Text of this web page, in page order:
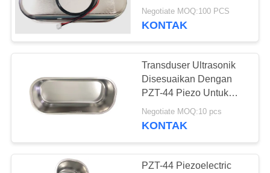
PZT Powder
27
Transducer untuk 300ml
Bowl Volume
Negotiate MOQ:100 PCS
KONTAK
Transduser Ultrasonik
Disesuaikan Dengan
PZT-44 Piezo Untuk
Pembersihan Industri
Negotiate MOQ:10 pcs
KONTAK
PZT-44 Piezoelectric